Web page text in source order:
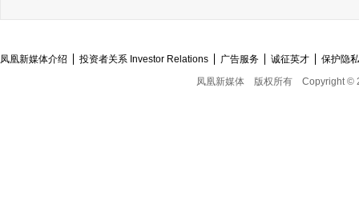
凤凰新媒体介绍 投资者关系 Investor Relations 广告服务 诚征英才
保护隐
凤凰新媒体
版权所有 Copyright ©